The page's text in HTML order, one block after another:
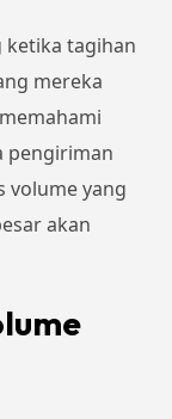
ketika tagihan
mereka
pengiriman
volume yang
akan